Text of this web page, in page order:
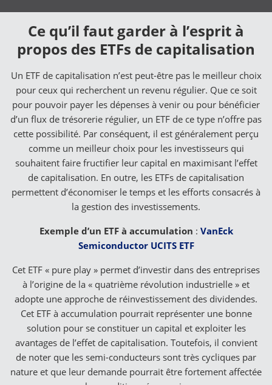
Ce qu’il faut garder à l’esprit à
propos des ETFs de capitalisation
Un ETF de capitalisation n’est peut-être pas le meilleur choix
pour ceux qui recherchent un revenu régulier. Que ce soit
pour pouvoir payer les dépenses à venir ou pour bénéficier
d’un flux de trésorerie régulier, un ETF de ce type n’offre pas
cette possibilité. Par conséquent, il est généralement perçu
comme un meilleur choix pour les investisseurs qui
souhaitent faire fructifier leur capital en maximisant l’effet
de capitalisation. En outre, les ETFs de capitalisation
permettent d’économiser le temps et les efforts consacrés à
la gestion des investissements.
Exemple d’un ETF à accumulation : VanEck
Semiconductor UCITS ETF
Cet ETF « pure play » permet d’investir dans des entreprises
à l’origine de la « quatrième révolution industrielle » et
adopte une approche de réinvestissement des dividendes.
Cet ETF à accumulation pourrait représenter une bonne
solution pour se constituer un capital et exploiter les
avantages de l’effet de capitalisation. Toutefois, il convient
de noter que les semi-conducteurs sont très cycliques par
nature et que leur demande pourrait être fortement affectée